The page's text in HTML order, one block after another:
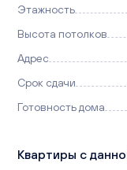
Этажность
Высота потолков
Адрес
Срок сдачи
Готовность дома
Квартиры с